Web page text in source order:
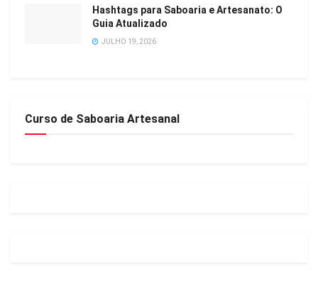
Hashtags para Saboaria e Artesanato: O
Guia Atualizado
JULHO 19, 2026
Curso de Saboaria Artesanal